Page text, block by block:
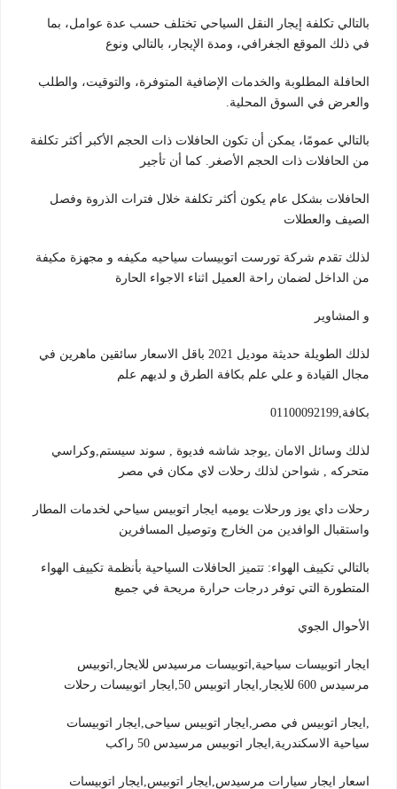
بالتالي تكلفة إيجار النقل السياحي تختلف حسب عدة عوامل، بما
في ذلك الموقع الجغرافي، ومدة الإيجار، بالتالي ونوع
الحافلة المطلوبة والخدمات الإضافية المتوفرة، والتوقيت، والطلب
والعرض في السوق المحلية.
بالتالي عمومًا، يمكن أن تكون الحافلات ذات الحجم الأكبر أكثر تكلفة
من الحافلات ذات الحجم الأصغر. كما أن تأجير
الحافلات بشكل عام يكون أكثر تكلفة خلال فترات الذروة وفصل
الصيف والعطلات
لذلك تقدم شركة تورست اتوبيسات سياحيه مكيفه و مجهزة مكيفة
من الداخل لضمان راحة العميل اثناء الاجواء الحارة
و المشاوير
لذلك الطويلة حديثة موديل 2021 باقل الاسعار سائقين ماهرين في
مجال القيادة و علي علم بكافة الطرق و لديهم علم
بكافة,01100092199
لذلك وسائل الامان ,يوجد شاشه فديوة , سوند سيستم,وكراسي
متحركه , شواحن لذلك رحلات لاي مكان في مصر
رحلات داي يوز ورحلات يوميه ايجار اتوبيس سياحي لخدمات المطار
واستقبال الوافدين من الخارج وتوصيل المسافرين
بالتالي تكييف الهواء: تتميز الحافلات السياحية بأنظمة تكييف الهواء
المتطورة التي توفر درجات حرارة مريحة في جميع
الأحوال الجوي
ايجار اتوبيسات سياحية,اتوبيسات مرسيدس للايجار,اتوبيس
مرسيدس 600 للايجار,ايجار اتوبيس 50,ايجار اتوبيسات رحلات
,ايجار اتوبيس في مصر,ايجار اتوبيس سياحى,ايجار اتوبيسات
سياحية الاسكندرية,ايجار اتوبيس مرسيدس 50 راكب
اسعار ايجار سيارات مرسيدس,ايجار اتوبيس,ايجار اتوبيسات